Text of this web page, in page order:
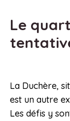
Le
La Duchère,
est un autre
Les défis y